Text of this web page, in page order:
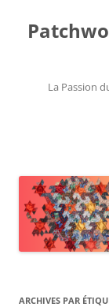
La Passion
ARCHIVES PAR